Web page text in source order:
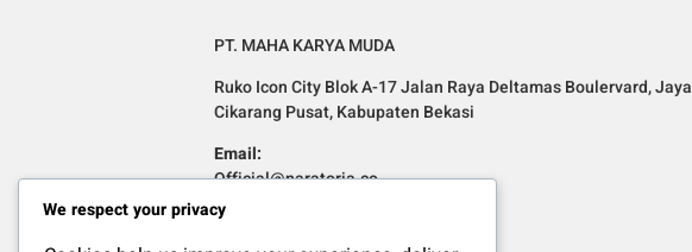
PT. MAHA KARYA MUDA
Ruko Icon City Blok A-17 Jalan Raya Deltamas Boulervard,
Cikarang Pusat, Kabupaten Bekasi
Email:
Official@naratoria.co
We respect your privacy